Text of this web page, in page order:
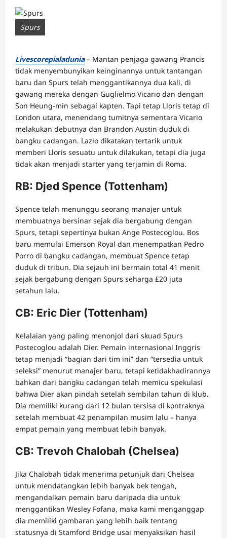
Spurs
Livescorepialadunia– Mantan penjaga gawang Prancis
tidak menyembunyikan keinginannya untuk tantangan
baru dan Spurs telah menggantikannya dua kali, di
gawang mereka dengan Guglielmo Vicario dan dengan
Son Heung-min sebagai kapten. Tapi tetap Lloris tetap di
London utara, menendang tumitnya sementara Vicario
melakukan debutnya dan Brandon Austin duduk di
bangku cadangan. Lazio dikatakan tertarik untuk
memberi Lloris sesuatu untuk dilakukan, tetapi dia juga
tidak akan menjadi starter yang terjamin di Roma.
RB: Djed Spence (Tottenham)
Spence telah menunggu seorang manajer untuk
membuatnya bersinar sejak dia bergabung dengan
Spurs, tetapi sepertinya bukan Ange Postecoglou. Bos
baru memulai Emerson Royal dan menempatkan Pedro
Porro di bangku cadangan, membuat Spence tetap
duduk di tribun. Dia sejauh ini bermain total 41 menit
sejak bergabung dengan Spurs seharga £20 juta
setahun lalu.
CB: Eric Dier (Tottenham)
Kelalaian yang paling menonjol dari skuad Spurs
Postecoglou adalah Dier. Pemain internasional Inggris
tetap menjadi “bagian dari tim ini” dan “tersedia untuk
seleksi” menurut manajer baru, tetapi ketidakhadirannya
bahkan dari bangku cadangan telah memicu spekulasi
bahwa Dier akan pindah setelah sembilan tahun di klub.
Dia memiliki kurang dari 12 bulan tersisa di kontraknya
setelah membuat 42 penampilan musim lalu – hanya
empat pemain yang membuat lebih banyak.
CB: Trevoh Chalobah (Chelsea)
Jika Chalobah tidak menerima petunjuk dari Chelsea
untuk mendatangkan lebih banyak bek tengah,
mengandalkan pemain baru daripada dia untuk
menggantikan Wesley Fofana, maka kami menganggap
dia memiliki gambaran yang lebih baik tentang
statusnya di Stamford Bridge usai menyaksikan hasil